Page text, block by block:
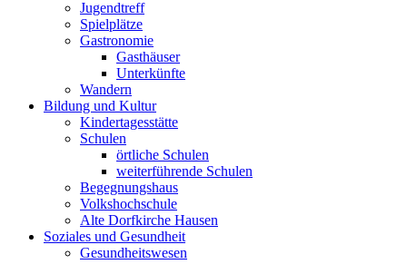
Jugendtreff
Spielplätze
Gastronomie
Gasthäuser
Unterkünfte
Wandern
Bildung und Kultur
Kindertagesstätte
Schulen
örtliche Schulen
weiterführende Schulen
Begegnungshaus
Volkshochschule
Alte Dorfkirche Hausen
Soziales und Gesundheit
Gesundheitswesen